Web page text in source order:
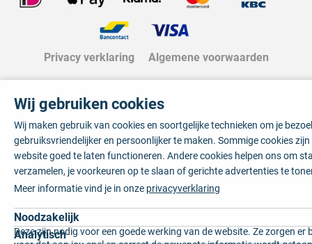
Privacy verklaring Algemene voorwaarden
Wij gebruiken cookies
Wij maken gebruik van cookies en soortgelijke technieken om je
gebruiksvriendelijker en persoonlijker te maken. Sommige cookies
website goed te laten functioneren. Andere cookies helpen ons om
verzamelen, je voorkeuren op te slaan of gerichte advertenties te
Meer informatie vind je in onze privacyverklaring
Noodzakelijk
Deze zijn nodig voor een goede werking van de website. Ze zorgen er
Analytisch